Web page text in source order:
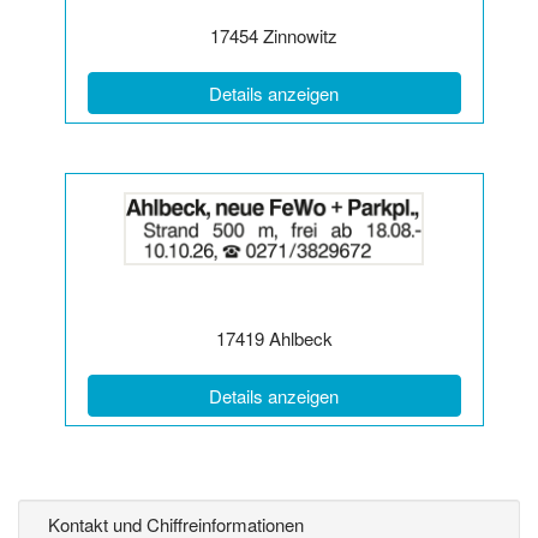
Postleitzahl:
17454Ort:
Zinnowitz
Details anzeigen(ID: 2065874)
Details
der
Anzeige
2065880
Info:
Postleitzahl:
17419 Ort:
Ahlbeck
Details anzeigen(ID: 2065880)
Kontakt und Chiffreinformationen